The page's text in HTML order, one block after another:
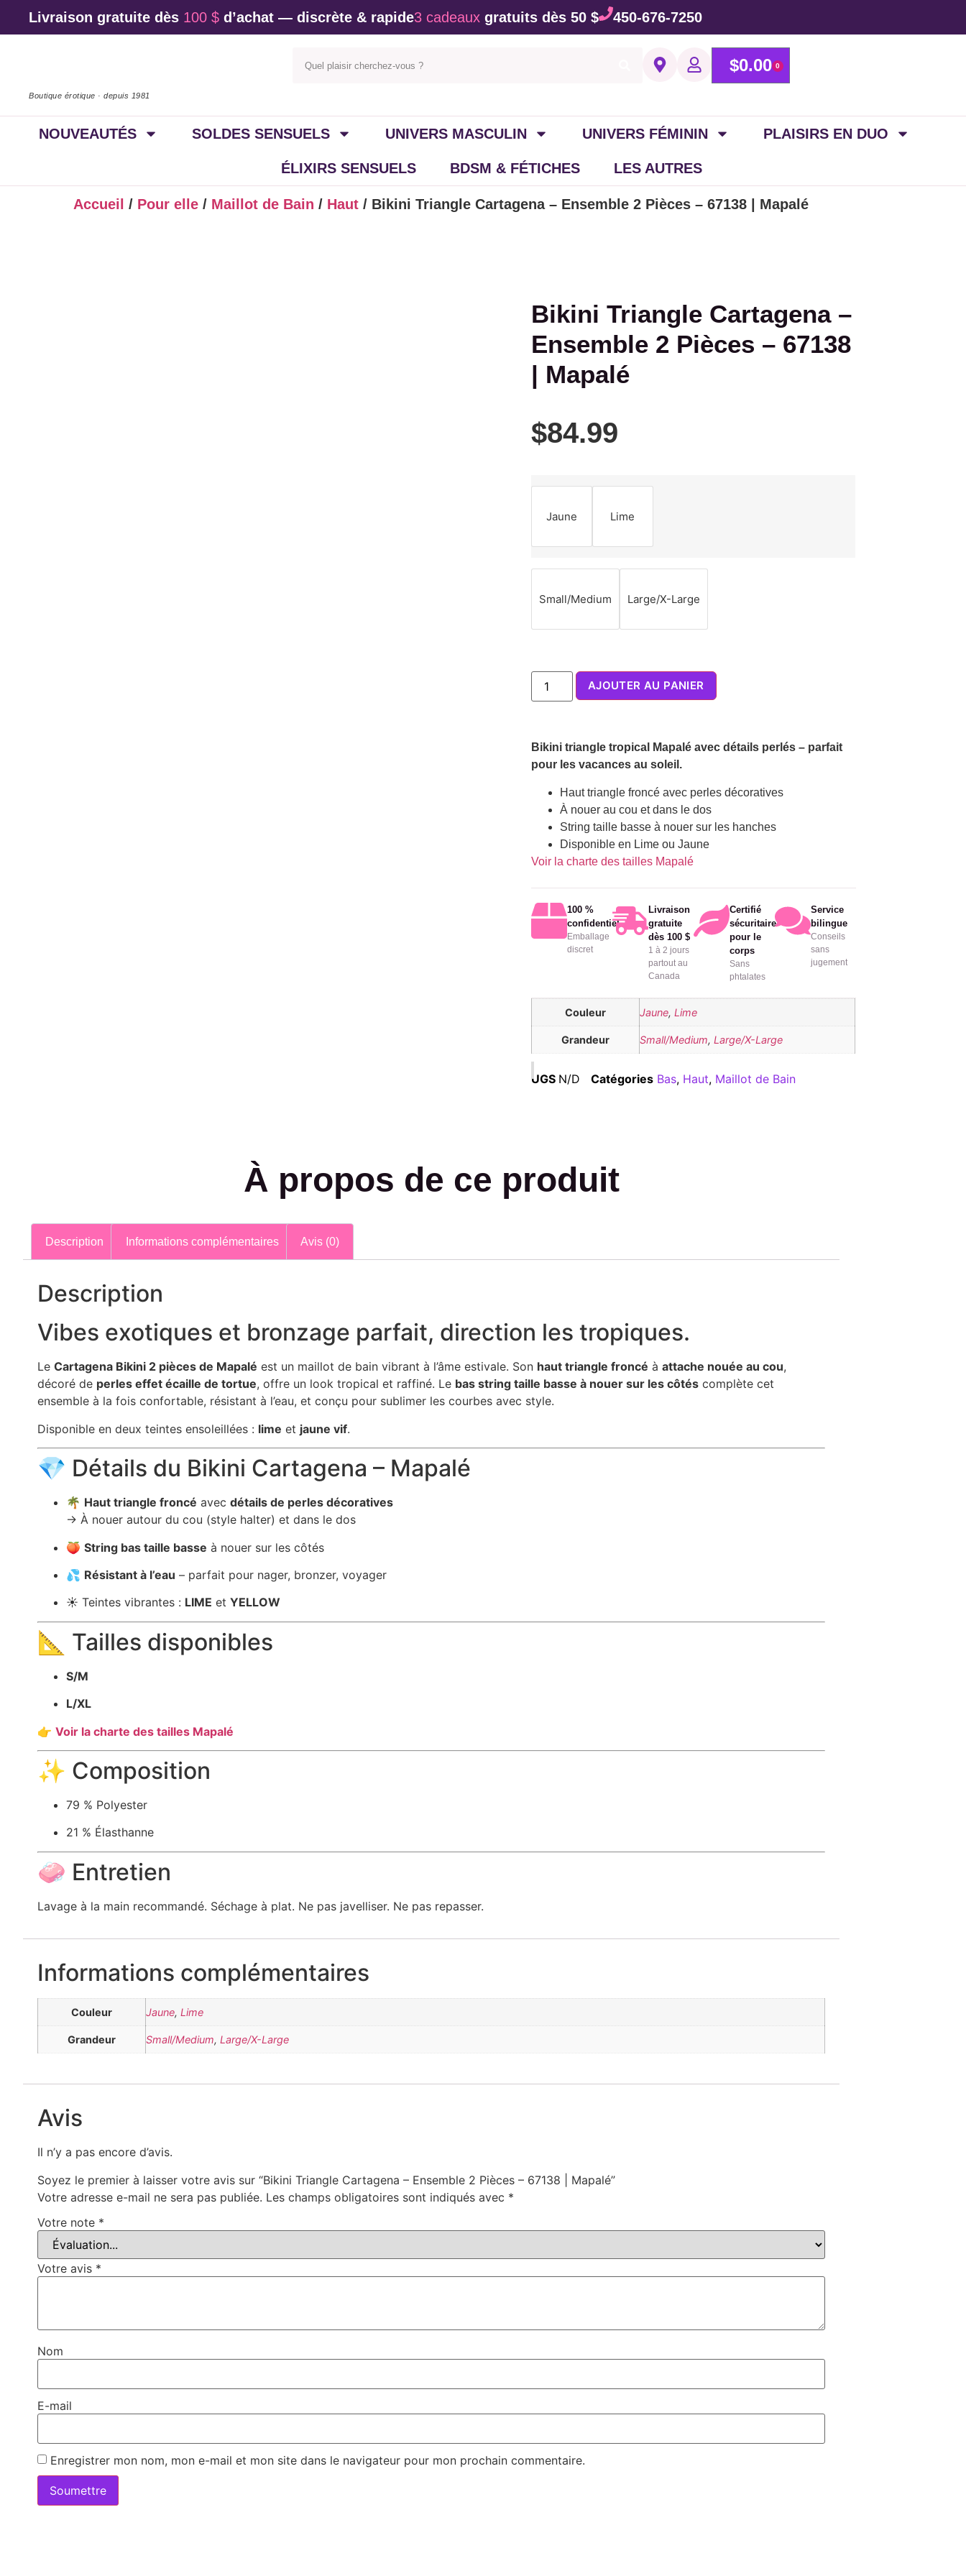
Livraison gratuite dès 100 $ d’achat — discrète & rapide3 cadeaux gratuits dès 50 $ 450-676-7250
Boutique érotique · depuis 1981
$0.00 0
NOUVEAUTÉS SOLDES SENSUELS UNIVERS MASCULIN UNIVERS FÉMININ PLAISIRS EN DUO
ÉLIXIRS SENSUELS BDSM & FÉTICHES LES AUTRES
Accueil / Pour elle / Maillot de Bain / Haut / Bikini Triangle Cartagena – Ensemble 2 Pièces – 67138 | Mapalé
Bikini Triangle Cartagena –
Ensemble 2 Pièces – 67138
| Mapalé
$84.99
Jaune Lime
Small/Medium Large/X-Large
AJOUTER AU PANIER
Bikini triangle tropical Mapalé avec détails perlés – parfait
pour les vacances au soleil.
Haut triangle froncé avec perles décoratives
À nouer au cou et dans le dos
String taille basse à nouer sur les hanches
Disponible en Lime ou Jaune
Voir la charte des tailles Mapalé
100 %
confidentiel
Emballage
discret
Livraison
gratuite
dès 100 $
1 à 2 jours
partout au
Canada
Certifié
sécuritaire
pour le
corps
Sans
phtalates
Service
bilingue
Conseils
sans
jugement
Couleur Jaune, Lime
Grandeur Small/Medium, Large/X-Large
UGS N/D Catégories Bas, Haut, Maillot de Bain
À propos de ce produit
Description Informations complémentaires Avis (0)
Description
Vibes exotiques et bronzage parfait, direction les tropiques.
Le Cartagena Bikini 2 pièces de Mapalé est un maillot de bain vibrant à l’âme estivale. Son haut triangle froncé à attache nouée au cou,
décoré de perles effet écaille de tortue, offre un look tropical et raffiné. Le bas string taille basse à nouer sur les côtés complète cet
ensemble à la fois confortable, résistant à l’eau, et conçu pour sublimer les courbes avec style.
Disponible en deux teintes ensoleillées : lime et jaune vif.
💎 Détails du Bikini Cartagena – Mapalé
🌴 Haut triangle froncé avec détails de perles décoratives
→ À nouer autour du cou (style halter) et dans le dos
🍑 String bas taille basse à nouer sur les côtés
💦 Résistant à l’eau – parfait pour nager, bronzer, voyager
☀️ Teintes vibrantes : LIME et YELLOW
📐 Tailles disponibles
S/M
L/XL
👉 Voir la charte des tailles Mapalé
✨ Composition
79 % Polyester
21 % Élasthanne
🧼 Entretien
Lavage à la main recommandé. Séchage à plat. Ne pas javelliser. Ne pas repasser.
Informations complémentaires
Couleur Jaune, Lime
Grandeur Small/Medium, Large/X-Large
Avis
Il n’y a pas encore d’avis.
Soyez le premier à laisser votre avis sur “Bikini Triangle Cartagena – Ensemble 2 Pièces – 67138 | Mapalé”
Votre adresse e-mail ne sera pas publiée. Les champs obligatoires sont indiqués avec *
Votre note *
Votre avis *
Nom
E-mail
Enregistrer mon nom, mon e-mail et mon site dans le navigateur pour mon prochain commentaire.